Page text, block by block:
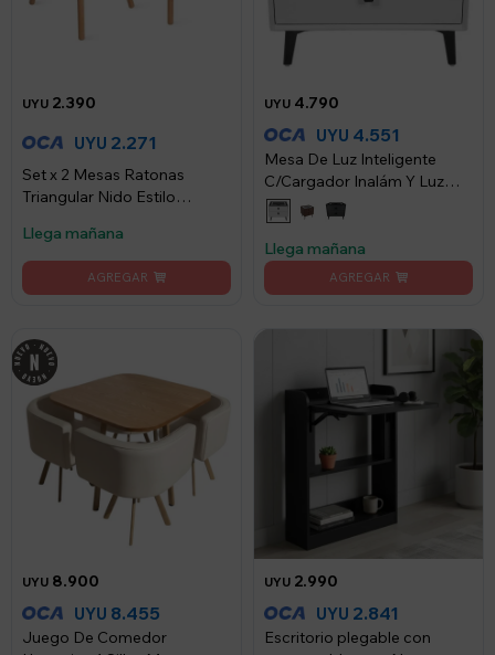
UYU 2.390
UYU 2.271
Set x 2 Mesas Ratonas
Triangular Nido Estilo
Llega mañana
UYU 4.790
UYU 4.551
Mesa De Luz Inteligente
C/Cargador Inalám Y Luz
Led - Blanco
Llega mañana
UYU 8.900
UYU 8.455
Juego De Comedor
UYU 2.990
UYU 2.841
Escritorio plegable con